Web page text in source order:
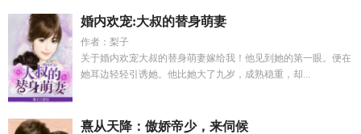
婚内欢宠:大叔的替身萌妻
作者：梨子
关于婚内欢宠大叔的替身萌妻嫁给我！他见到她的第一眼。便在
她耳边轻轻引诱她。他比她大了九岁，成熟稳重，却...
熹从天降：傲娇帝少，来伺候